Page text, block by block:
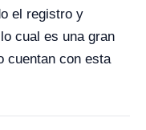
el registro y
cual es una gran
cuentan con esta